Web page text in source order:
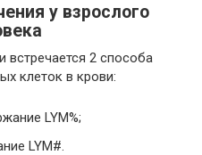
у взрослого
встречается 2 способа
клеток в крови:
LYM%;
LYM#.